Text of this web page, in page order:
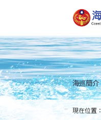
到
主
內
容
Skip
to
main
content
海巡簡介
::: 現在位置：